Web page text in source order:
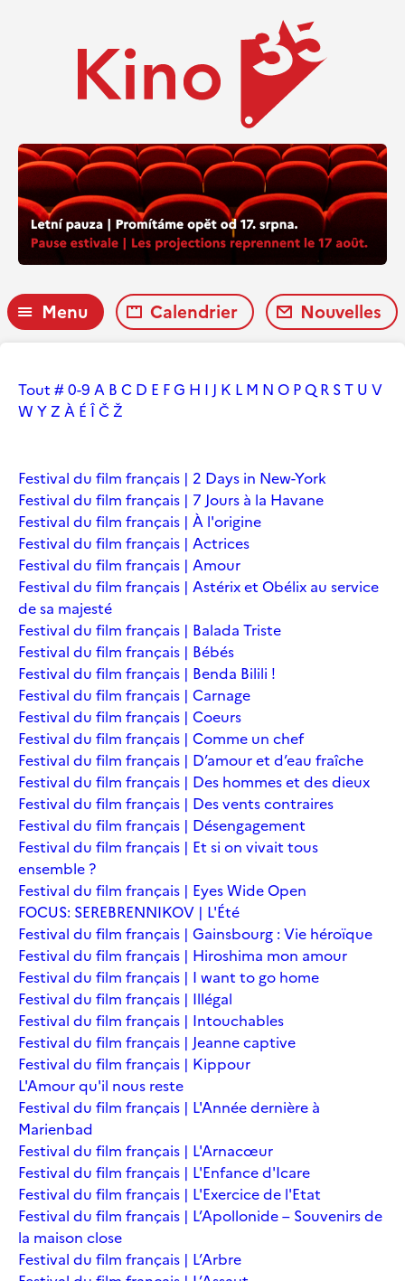
Menu Calendrier Nouvelles
Tout # 0-9 A B C D E FG H I J K L M N O PQ R ST U V
W YZ À É ÎČŽ
Festival du film français | 2 Days in New-York
Festival du film français | 7 Jours à la Havane
Festival du film français | À l'origine
Festival du film français | Actrices
Festival du film français | Amour
Festival du film français | Astérix et Obélix au service
de sa majesté
Festival du film français | Balada Triste
Festival du film français | Bébés
Festival du film français | Benda Bilili !
Festival du film français | Carnage
Festival du film français | Coeurs
Festival du film français | Comme un chef
Festival du film français | D’amour et d’eau fraîche
Festival du film français | Des hommes et des dieux
Festival du film français | Des vents contraires
Festival du film français | Désengagement
Festival du film français | Et si on vivait tous
ensemble ?
Festival du film français | Eyes Wide Open
FOCUS: SEREBRENNIKOV | L'Été
Festival du film français | Gainsbourg : Vie héroïque
Festival du film français | Hiroshima mon amour
Festival du film français | I want to go home
Festival du film français | Illégal
Festival du film français | Intouchables
Festival du film français | Jeanne captive
Festival du film français | Kippour
L'Amour qu'il nous reste
Festival du film français | L'Année dernière à
Marienbad
Festival du film français | L'Arnacœur
Festival du film français | L'Enfance d'Icare
Festival du film français | L'Exercice de l'Etat
Festival du film français | L’Apollonide – Souvenirs de
la maison close
Festival du film français | L’Arbre